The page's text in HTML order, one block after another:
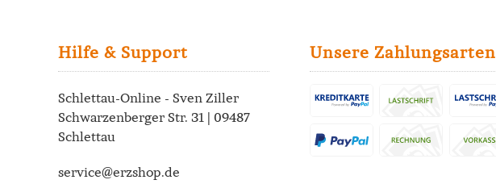
Hilfe & Support
Schlettau-Online - Sven Ziller
Schwarzenberger Str. 31 | 09487
Schlettau
service@erzshop.de
Unsere Zahlungsarten